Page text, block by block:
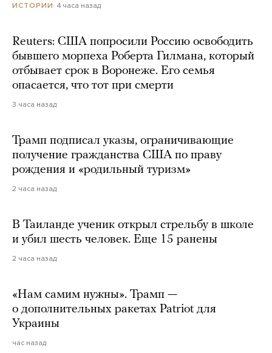
ИСТОРИИ 4 часа назад
Reuters: США попросили Россию освободить
бывшего морпеха Роберта Гилмана, который
отбывает срок в Воронеже. Его семья
опасается, что тот при смерти
3 часа назад
Трамп подписал указы, ограничивающие
получение гражданства США по праву
рождения и «родильный туризм»
2 часа назад
В Таиланде ученик открыл стрельбу в школе
и убил шесть человек. Еще 15 ранены
2 часа назад
«Нам самим нужны». Трамп —
о дополнительных ракетах Patriot для
Украины
час назад